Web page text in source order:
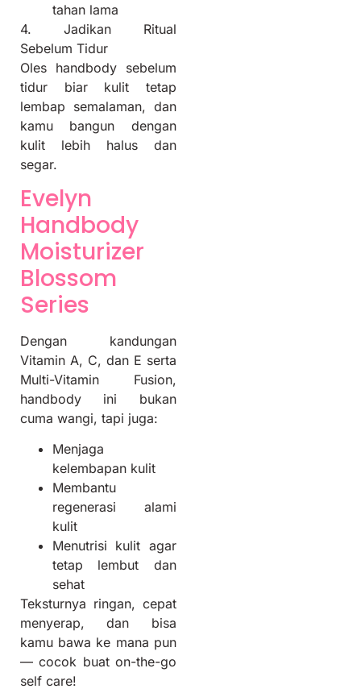
tahan lama
4. Jadikan Ritual
Sebelum Tidur
Oles handbody sebelum
tidur biar kulit tetap
lembap semalaman, dan
kamu bangun dengan
kulit lebih halus dan
segar.
Evelyn
Handbody
Moisturizer
Blossom
Series
Dengan kandungan
Vitamin A, C, dan E serta
Multi-Vitamin Fusion,
handbody ini bukan
cuma wangi, tapi juga:
Menjaga
kelembapan kulit
Membantu
regenerasi alami
kulit
Menutrisi kulit agar
tetap lembut dan
sehat
Teksturnya ringan, cepat
menyerap, dan bisa
kamu bawa ke mana pun
— cocok buat on-the-go
self care!